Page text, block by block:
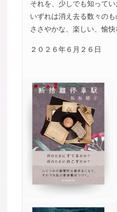
それを、少しでも知ってい
いずれは消え去る数々のも
ささやかな、楽しい、愉快
２０２６年６月２６日